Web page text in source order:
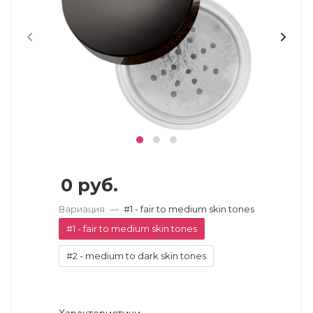
0 руб.
Вариация — #1 - fair to medium skin tones
#1 - fair to medium skin tones
#2 - medium to dark skin tones